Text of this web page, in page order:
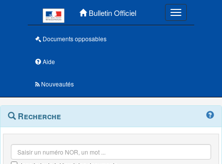
Bulletin Officiel Toggle
Documents opposables
Aide
Nouveautés
Navigation
outils
Menu
contextuel
Recherche